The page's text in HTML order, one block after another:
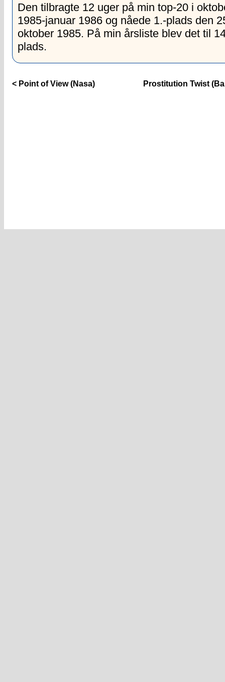
Den tilbragte 12 uger på min top-20 i
1985-januar 1986 og nåede 1.-plads den
oktober 1985. På min årsliste blev det til
plads.
< Point of View (Nasa) Prostitution Twist